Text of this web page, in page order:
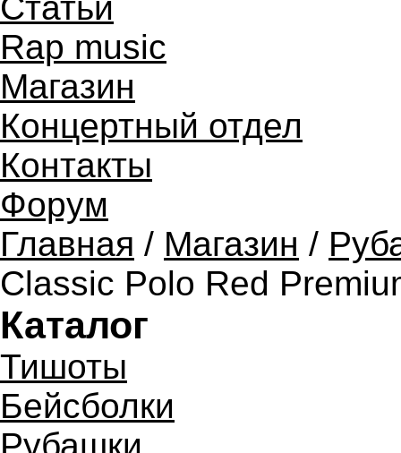
Rap music
Магазин
Концертный отдел
Контакты
Форум
Главная / Магазин /
Classic Polo Red
Каталог
Тишоты
Бейсболки